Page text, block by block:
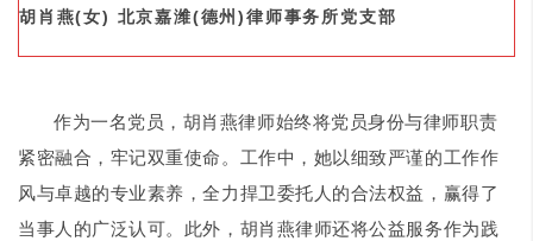
胡肖燕(女) 北京嘉潍(德州)律师事务所党支部
作为一名党员，胡肖燕律师始终将党员身份与律师职责
紧密融合，牢记双重使命。工作中，她以细致严谨的工作作
风与卓越的专业素养，全力捍卫委托人的合法权益，赢得了
当事人的广泛认可。此外，胡肖燕律师还将公益服务作为践